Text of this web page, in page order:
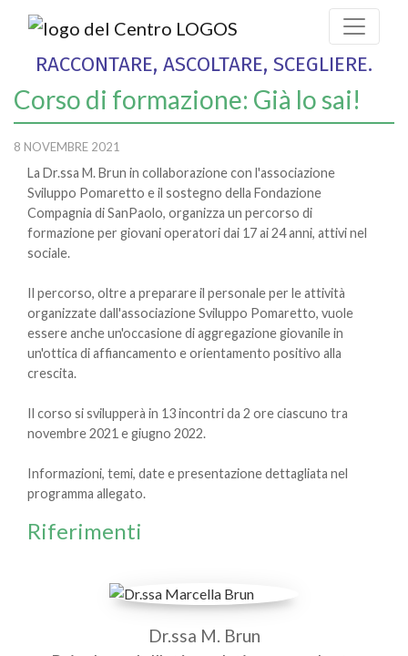
RACCONTARE, ASCOLTARE, SCEGLIERE.
Corso di formazione: Già lo sai!
8 NOVEMBRE 2021
La Dr.ssa M. Brun in collaborazione con l'associazione
Sviluppo Pomaretto e il sostegno della Fondazione
Compagnia di SanPaolo, organizza un percorso di
formazione per giovani operatori dai 17 ai 24 anni, attivi nel
sociale.
Il percorso, oltre a preparare il personale per le attività
organizzate dall'associazione Sviluppo Pomaretto, vuole
essere anche un'occasione di aggregazione giovanile in
un'ottica di affiancamento e orientamento positivo alla
crescita.
Il corso si svilupperà in 13 incontri da 2 ore ciascuno tra
novembre 2021 e giugno 2022.
Informazioni, temi, date e presentazione dettagliata nel
programma allegato.
Riferimenti
Dr.ssa M. Brun